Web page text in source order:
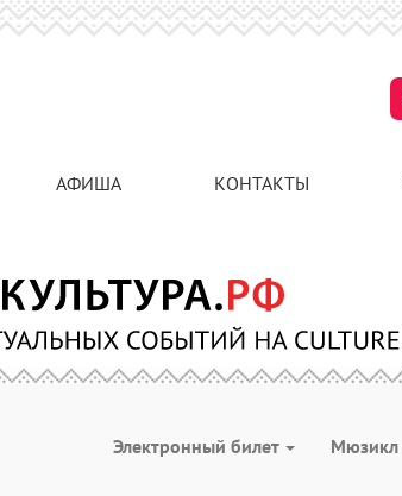
АФИША КОНТАКТЫ
Электронный билет Мюзикл